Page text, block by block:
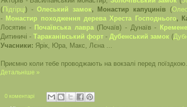
(Підгірці) -Олеський замок, Монастир капуцинів(
- Монастир походження дерева Хреста Господнього,
Лосятин - Почаївська лавра(Почаїв) - Дунаїв -
Дитиничі - Тараканівський форт - Дубенський замок (
Учасники: Ярік, Юра, Макс, Лєна ...
Приємно коли тебе проводжають на вокзалі перед
Детальніше »
0 коментарі